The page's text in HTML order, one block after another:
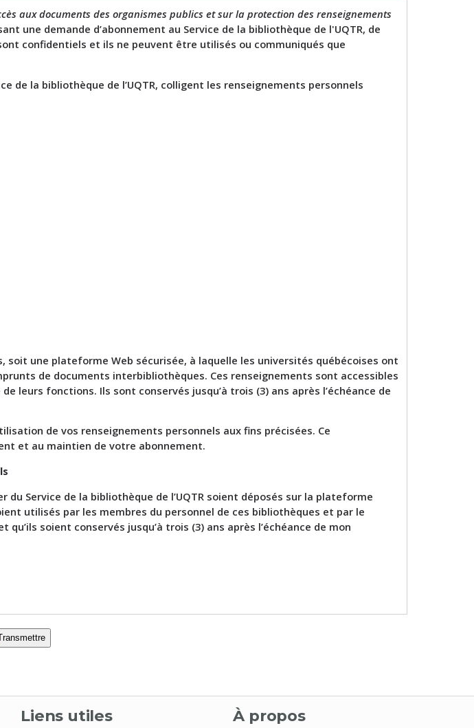
aux documents des organismes publics et sur la protection des renseignements
une demande d’abonnement au Service de la bibliothèque de l'UQTR, de
confidentiels et ils ne peuvent être utilisés ou communiqués que
de la bibliothèque de l’UQTR, colligent les renseignements personnels
une plateforme Web sécurisée, à laquelle les universités québécoises ont
de documents interbibliothèques. Ces renseignements sont accessibles
leurs fonctions. Ils sont conservés jusqu’à trois (3) ans après l’échéance de
de vos renseignements personnels aux fins précisées. Ce
et au maintien de votre abonnement.
du Service de la bibliothèque de l’UQTR soient déposés sur la plateforme
utilisés par les membres du personnel de ces bibliothèques et par le
soient conservés jusqu’à trois (3) ans après l’échéance de mon
Liens utiles À propos